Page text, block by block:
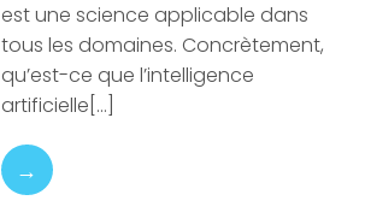
est une science applicable dans
tous les domaines. Concrètement,
qu’est-ce que l’intelligence
artificielle[…]
→